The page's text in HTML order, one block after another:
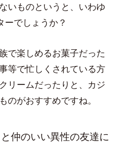
いものというと、いわゆ
ーでしょうか？
で楽しめるお菓子だった
等で忙しくされている方
リームだったりと、カジ
のがおすすめですね。
仲のいい異性の友達に